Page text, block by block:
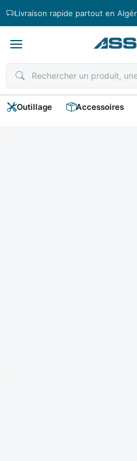
Livraison rapide partout en
Outillage Accessoires